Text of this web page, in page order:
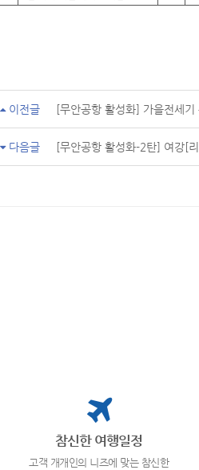
이전글 [무안공항 활성화] 가을전세
다음글 [무안공항 활성화-2탄] 여강[
참신한 여행일정
고객 개개인의 니즈에 맞는 참신한